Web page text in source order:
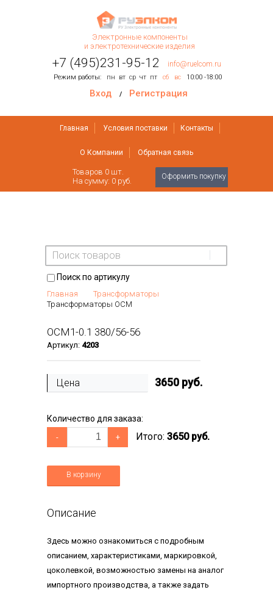
Электронные компоненты
и электротехнические изделия
+7 (495)231-95-12 info@ruelcom.ru
Режим работы: пн вт ср чт пт сб вс 10:00 -18:00
Вход / Регистрация
Главная Условия поставки Контакты
О Компании Обратная связь
Оформить покупку
Товаров 0 шт.
На сумму: 0 руб.
Поиск по артикулу
Главная
Трансформаторы
Трансформаторы ОСМ
ОСМ1-0.1 380/56-56
Артикул: 4203
Цена 3650 руб.
Количество для заказа:
- + Итого: 3650 руб.
В корзину
Описание
Здесь можно ознакомиться с подробным
описанием, характеристиками, маркировкой,
цоколевкой, возможностью замены на аналог
импортного производства, а также задать